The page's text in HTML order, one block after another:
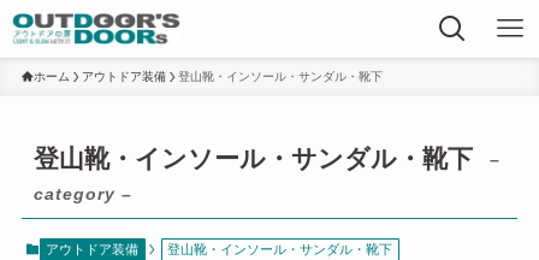
ホーム アウトドア装備 登山靴・インソール・サンダル・靴下
登山靴・インソール・サンダル・靴下
–
category –
アウトドア装備 登山靴・インソール・サンダル・靴下